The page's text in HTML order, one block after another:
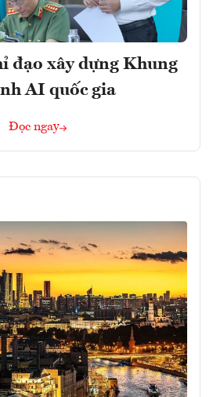
đạo xây dựng Khung
AI quốc gia
Đọc ngay